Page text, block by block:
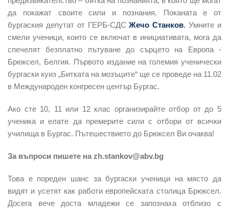
да покажат своите сили и познания. Поканата е от
бургаския депутат от ГЕРБ-СДСЖечо Станков. Умните и
смели ученици, които се включат в инициативата, мога да
спечелят безплатно пътуване до сърцето на Европа -
Брюксел, Белгия. Първото издание на големия ученически
бургаски куиз „Битката на мозъците“ ще се проведе на 11.02
в Международен конгресен център Бургас.
Ако сте 10, 11 или 12 клас организирайте отбор от до 5
ученика и елате да премерите сили с отбори от всички
училища в Бургас. Пътешествието до Брюксел Ви очаква!
За въпроси пишете на zh.stankov@abv.bg
Това е пореден шанс за бургаски ученици на място да
видят и усетят как работи европейската столица Брюксел.
Досега вече доста младежи се запознаха отблизо с